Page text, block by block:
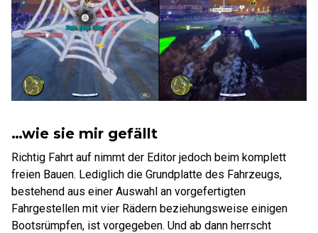
…wie sie mir gefällt
Richtig Fahrt auf nimmt der Editor jedoch beim komplett
freien Bauen. Lediglich die Grundplatte des Fahrzeugs,
bestehend aus einer Auswahl an vorgefertigten
Fahrgestellen mit vier Rädern beziehungsweise einigen
Bootsrümpfen, ist vorgegeben. Und ab dann herrscht